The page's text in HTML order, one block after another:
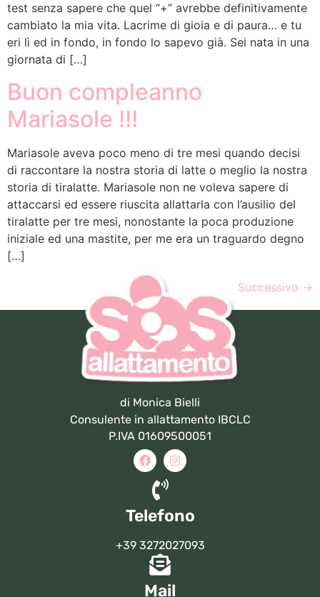
test senza sapere che quel “+” avrebbe definitivamente
cambiato la mia vita. Lacrime di gioia e di paura… e tu
eri lì ed in fondo, in fondo lo sapevo già. Sei nata in una
giornata di […]
Buon compleanno
Mariasole !!!
Mariasole aveva poco meno di tre mesi quando decisi
di raccontare la nostra storia di latte o meglio la nostra
storia di tiralatte. Mariasole non ne voleva sapere di
attaccarsi ed essere riuscita allattarla con l’ausilio del
tiralatte per tre mesi, nonostante la poca produzione
iniziale ed una mastite, per me era un traguardo degno
[…]
Successivo →
di Monica Bielli
Consulente in allattamento IBCLC
P.IVA 01609500051
Telefono
+39 3272027093
Mail